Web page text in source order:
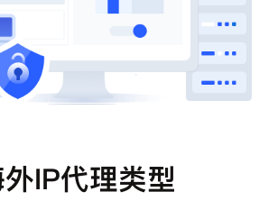
IP代理类型